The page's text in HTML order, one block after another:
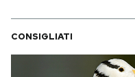
CONSIGLIATI